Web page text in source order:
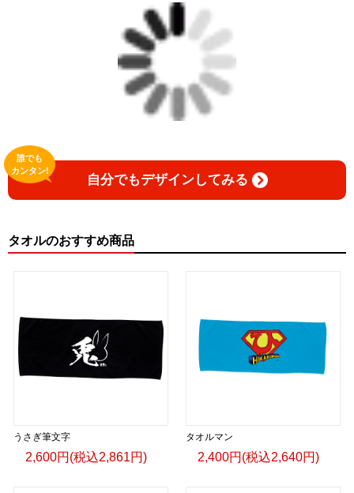
自分でもデザインしてみる
誰でも
カンタン!
タオルのおすすめ商品
うさぎ筆文字
2,600円(税込2,861円)
タオルマン
2,400円(税込2,640円)